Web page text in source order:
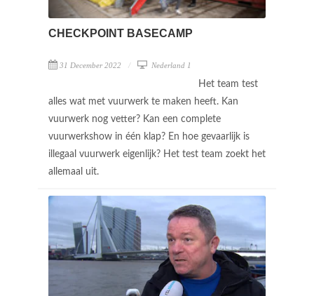
CHECKPOINT BASECAMP
31 December 2022 Nederland 1
Het team test
alles wat met vuurwerk te maken heeft. Kan
vuurwerk nog vetter? Kan een complete
vuurwerkshow in één klap? En hoe gevaarlijk is
illegaal vuurwerk eigenlijk? Het test team zoekt het
allemaal uit.